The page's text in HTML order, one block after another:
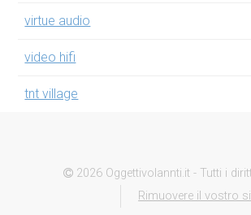
virtue audio
video hifi
tnt village
2026 Oggettivolannti.it - Tutti i
Rimuovere il vostro